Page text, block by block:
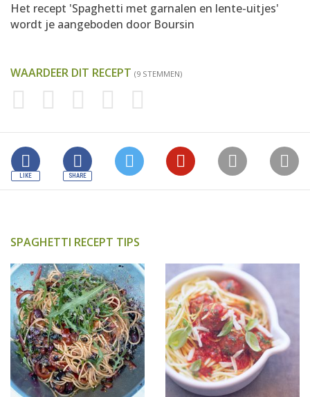
Het recept 'Spaghetti met garnalen en lente-uitjes'
wordt je aangeboden door Boursin
WAARDEER DIT RECEPT (9 STEMMEN)
SPAGHETTI RECEPT TIPS